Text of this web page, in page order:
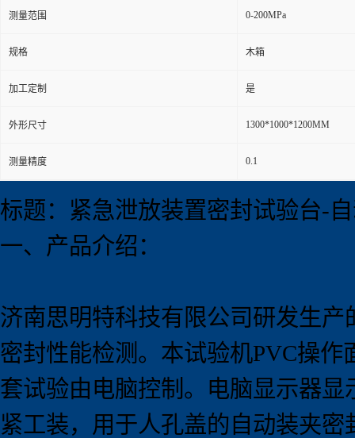
测量范围 0-200MPa
规格 木箱
加工定制 是
外形尺寸 1300*1000*1200MM
测量精度 0.1
标题：紧急泄放装置密封试验台-
一、产品介绍：
济南思明特科技有限公司研发生
密封性能检测。本试验机PVC操
套试验由电脑控制。电脑显示器
紧工装，用于人孔盖的自动装夹